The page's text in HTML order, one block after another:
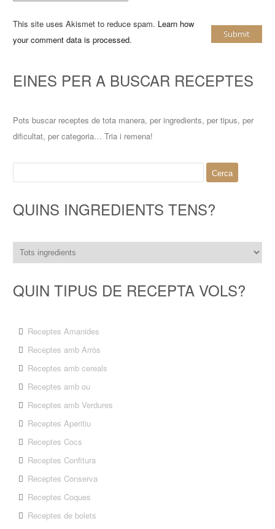
This site uses Akismet to reduce spam. Learn how
your comment data is processed.
EINES PER A BUSCAR RECEPTES
Pots buscar receptes de tota manera, per ingredients, per tipus, per
dificultat, per categoria… Tria i remena!
QUINS INGREDIENTS TENS?
QUIN TIPUS DE RECEPTA VOLS?
Receptes Amanides
Receptes amb Arròs
Receptes amb cereals
Receptes amb ou
Receptes amb Verdures
Receptes Aperitiu
Receptes Cocs
Receptes Confitura
Receptes Conserva
Receptes Coques
Receptes de bolets